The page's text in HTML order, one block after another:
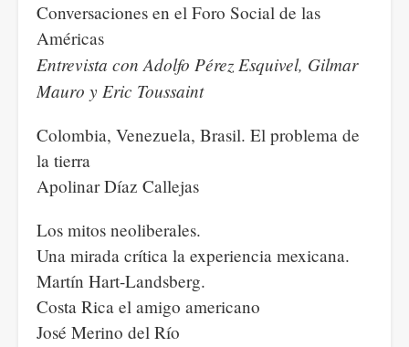
Conversaciones en el Foro Social de las
Américas
Entrevista con Adolfo Pérez Esquivel, Gilmar
Mauro y Eric Toussaint
Colombia, Venezuela, Brasil. El problema de
la tierra
Apolinar Díaz Callejas
Los mitos neoliberales.
Una mirada crítica la experiencia mexicana.
Martín Hart-Landsberg.
Costa Rica el amigo americano
José Merino del Río